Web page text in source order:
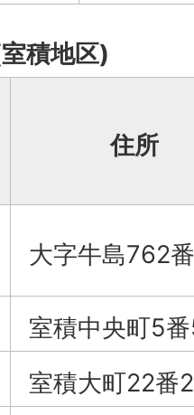
積地区)
住所
大字牛島762
室積中央町5
室積大町22番